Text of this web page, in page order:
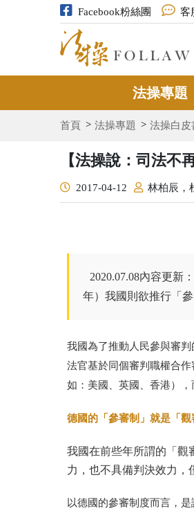
Facebook粉絲團 客
法操專題
首頁 法操專題 法操白皮
【法操說：司法不
2017-04-12 林柏辰，
2020.07.08內容更新
年）我國則欲推行「
我國為了推動人民參與審判
法官基於同個審判職權合作
如：美國、英國、香港）
德國的「參審制」就是「觀
我國在前些年所謂的「觀
力，也不具備判決效力，
以德國的參審制度而言，